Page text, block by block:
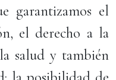
garantizamos el
el derecho a la
salud y también